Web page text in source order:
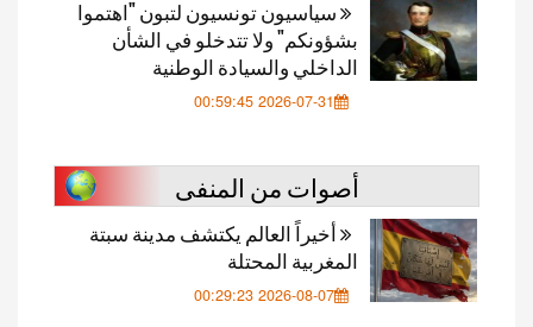
سياسيون تونسيون لتبون "اهتموا
بشؤونكم" ولا تتدخلو في الشأن
الداخلي والسيادة الوطنية
2026-07-31 00:59:45
أصوات من المنفى
أخيراً العالم يكتشف مدينة سبتة
المغربية المحتلة
2026-08-07 00:29:23